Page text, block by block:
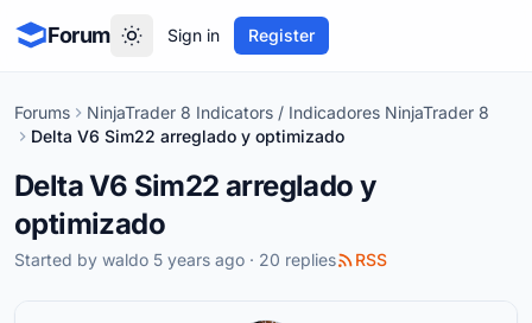
Forum Sign in Register
Forums
NinjaTrader 8 Indicators / Indicadores NinjaTrader 8
Delta V6 Sim22 arreglado y optimizado
Delta V6 Sim22 arreglado y
optimizado
Started by waldo 5 years ago · 20 replies RSS